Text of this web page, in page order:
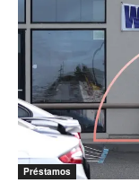
Préstamos